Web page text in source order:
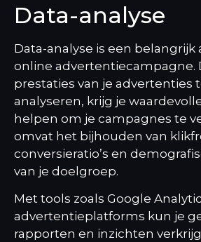
Data-analyse
Data-analyse is een belangrijk
online advertentiecampagne.
prestaties van je advertenties
analyseren, krijg je
helpen om je campagnes te
omvat het bijhouden van
conversieratio’s en
van je doelgroep.
Met tools zoals Google
advertentieplatforms kun je
rapporten en inzichten